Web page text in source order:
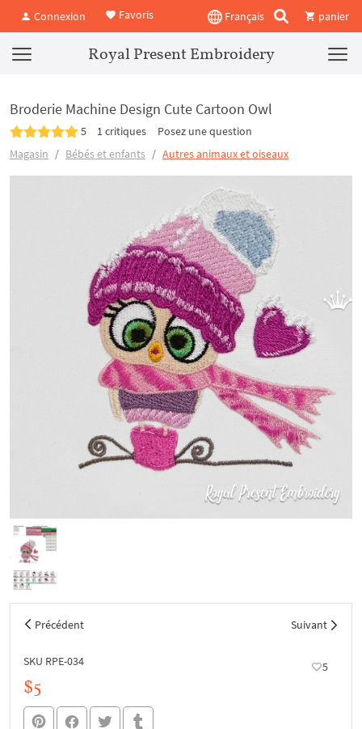
Connexion Favoris Français panier
Royal Present Embroidery
Broderie Machine Design Cute Cartoon Owl
5 1 critiques
Posez une question
Magasin
Bébés et enfants Autres animaux et oiseaux
Précédent Suivant
SKU RPE-034 5
$5